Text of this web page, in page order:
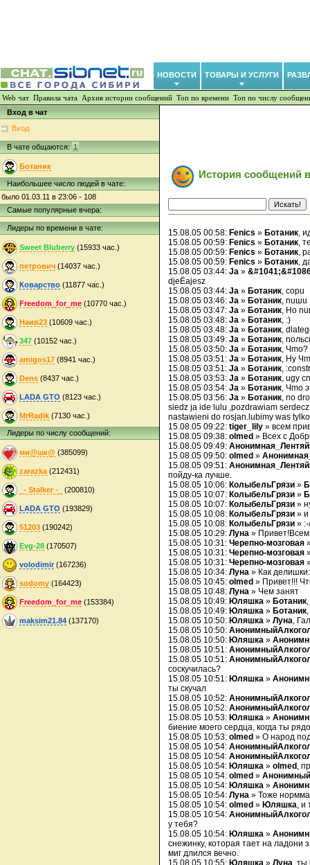
НОВОСТИ ТОВАРЫ И УСЛУГИ
Web чат Правила чата Архив истории сообщений Топ по времени Топ по числу
Вход в чат
Вход
В чате общаются: 1
Ботаник
Наибольшее число людей в чате:
было 01.03.11 в 23:06 - 108
Самые популярные вчера:
Лидеры по времени в чате:
Sweet Bluberry (15933 час.)
петрович (14037 час.)
Коварство (11877 час.)
Freedom_for_me (10770 час.)
Наив23 (10609 час.)
347 (10152 час.)
amigos17 (8941 час.)
Dens (8437 час.)
LADA GTO (8123 час.)
MrRadik (7130 час.)
Лидеры по числу сообщений:
ми@шк@ (385099)
zarazka (212431)
_- Stalker -_ (200810)
LADA GTO (193829)
51203 (190242)
Evg-28 (170507)
volodimir(167236)
sodomy (164423)
Freedom_for_me (153384)
maksim21.84 (137170)
История сообщений
15.08.05 00:58: Fenics » Ботаник,
15.08.05 00:59: Fenics » Ботаник,
15.08.05 00:59: Fenics » Ботаник,
15.08.05 00:59: Fenics » Ботаник,
15.08.05 03:44: Ja »
djeЁajesz
15.08.05 03:44: Ja » Ботаник, copu
15.08.05 03:46: Ja » Ботаник, nuшu
15.08.05 03:47: Ja » Ботаник, Ho
15.08.05 03:48: Ja » Ботаник, :)
15.08.05 03:48: Ja » Ботаник,
15.08.05 03:49: Ja » Ботаник,
15.08.05 03:50: Ja » Ботаник, Чmo?
15.08.05 03:51: Ja » Ботаник, Hy
15.08.05 03:51: Ja » Ботаник,
15.08.05 03:53: Ja » Ботаник, ugy
15.08.05 03:54: Ja » Ботаник, Чmo
15.08.05 03:56: Ja » Ботаник, no
siedz ja ide lulu ,pozdrawiam
nastawieni do rosjan.lubimy was
15.08.05 09:22: tiger_lily » всем
15.08.05 09:38: olmed » Всех с
15.08.05 09:49:
15.08.05 09:50: olmed »
15.08.05 09:51:
пойду-ка лучше.
15.08.05 10:06: КолыбельГрязи »
15.08.05 10:07: КолыбельГрязи »
15.08.05 10:07: КолыбельГрязи »
15.08.05 10:08: КолыбельГрязи » и
15.08.05 10:08: КолыбельГрязи » :-/
15.08.05 10:29: Луна »
15.08.05 10:31: Черепно-мозговая
15.08.05 10:31: Черепно-мозговая
15.08.05 10:31: Черепно-мозговая
15.08.05 10:34: Луна » Как
15.08.05 10:45: olmed » Привет!!!
15.08.05 10:48: Луна » Чем занят
15.08.05 10:49: Юляшка » Ботаник
15.08.05 10:49: Юляшка » Ботаник
15.08.05 10:50: Юляшка » Луна,
15.08.05 10:50:
15.08.05 10:50: Юляшка »
15.08.05 10:51:
15.08.05 10:51:
соскучилась?
15.08.05 10:51: Юляшка »
ты скучал
15.08.05 10:52:
15.08.05 10:52:
15.08.05 10:53: Юляшка »
биение моего сердца, когда ты
15.08.05 10:53: olmed » О народ
15.08.05 10:54:
15.08.05 10:54:
15.08.05 10:54: Юляшка » olmed ,
15.08.05 10:54: olmed »
15.08.05 10:54: Юляшка »
15.08.05 10:54: Луна » Тоже
15.08.05 10:54: olmed » Юляшка, и
15.08.05 10:54:
у тебя?
15.08.05 10:54: Юляшка »
снежинку, которая тает на ладони
миг длился вечно.